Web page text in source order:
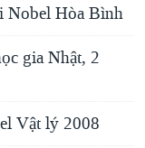
Nobel Hòa Bình
gia Nhật, 2
Vật lý 2008